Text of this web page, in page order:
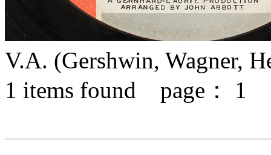
V.A. (Gershwin, Wagner,
1 items found page： 1